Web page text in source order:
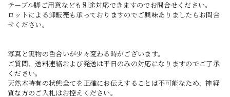
テーブル脚ご用意なども別途対応できますのでお問合せください。
ロットによる卸販売も承っておりますのでご興味ありましたらお問合
せください。
写真と実物の色合いが少々変わる時がございます。
ご質問、送料連絡および発送は平日のみの対応になりますのでご了承
ください。
天然木特有の状態全てを正確にお伝えすることは不可能なため、神経
質な方のご入札はお控えください。